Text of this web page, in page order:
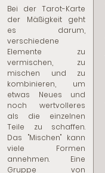
Bei der Tarot-Karte
der Mäßigkeit geht
es darum,
verschiedene
Elemente zu
vermischen, zu
mischen und zu
kombinieren, um
etwas Neues und
noch wertvolleres
als die einzelnen
Teile zu schaffen.
Das "Mischen" kann
viele Formen
annehmen. Eine
Gruppe von